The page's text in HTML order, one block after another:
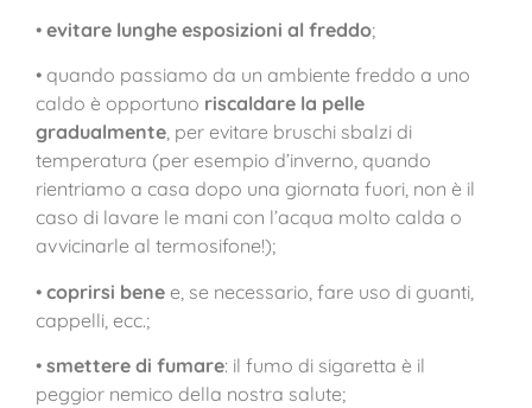
• evitare lunghe esposizioni al freddo;
• quando passiamo da un ambiente freddo a uno
caldo è opportuno riscaldare la pelle
gradualmente, per evitare bruschi sbalzi di
temperatura (per esempio d’inverno, quando
rientriamo a casa dopo una giornata fuori, non è il
caso di lavare le mani con l’acqua molto calda o
avvicinarle al termosifone!);
• coprirsi bene e, se necessario, fare uso di guanti,
cappelli, ecc.;
• smettere di fumare: il fumo di sigaretta è il
peggior nemico della nostra salute;